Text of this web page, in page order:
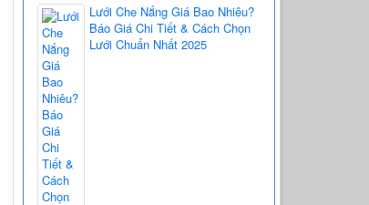
Lưới Che Nắng Giá Bao Nhiêu?
Báo Giá Chi Tiết & Cách Chọn
Lưới Chuẩn Nhất 2025